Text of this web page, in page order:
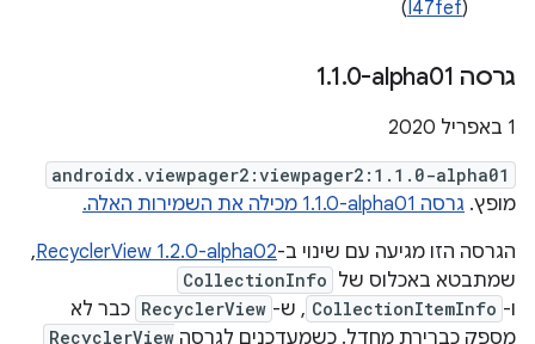
(
I47fef
)
גרסה ‎1 .1.0-alpha01
‫1 באפריל 2020
androidx.viewpager2:viewpager2:1.1.0-alpha01
מופץ. גרסה ‎1.1.0-alpha01 מכילה את השמירות האלה.
הגרסה הזו מגיעה עם שינוי ב-RecyclerView 1.2.0-alpha02
,
שמתבטא באכלוס של CollectionInfo
ו- CollectionItemInfo , ש- RecyclerView כבר לא
מספק כברירת מחדל. כשמעדכנים לגרסה RecyclerView